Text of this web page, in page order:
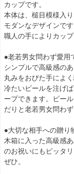
カップです。
本体は、槌目模様入
モダンなデザインで
職人の手によりカップ
●老若男女問わず愛用
シンプルで高級感の
丸みをおびた手によ
冷たいビールを注げ
ープできます。ビー
だりと老若男女問わ
●大切な相手への贈り
木箱に入った高級感
のお祝いにもピッタ
ぜひ。